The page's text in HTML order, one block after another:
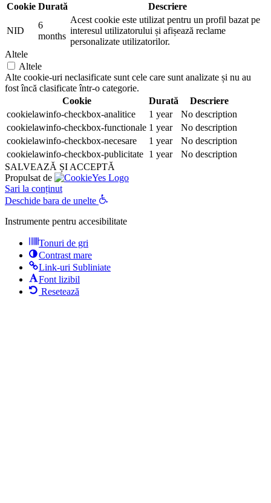
Cookie Durată Descriere
NID
6
months
Acest cookie este utilizat pentru un profil bazat pe
interesul utilizatorului și afișează reclame
personalizate utilizatorilor.
Altele
Altele
Alte cookie-uri neclasificate sunt cele care sunt analizate și nu au
fost încă clasificate într-o categorie.
Cookie
Durată
Descriere
cookielawinfo-checkbox-analitice
1 year
No description
cookielawinfo-checkbox-functionale 1 year
No description
cookielawinfo-checkbox-necesare
1 year
No description
cookielawinfo-checkbox-publicitate 1 year
No description
SALVEAZĂ ȘI ACCEPTĂ
Propulsat de
Sari la conținut
Deschide bara de unelte
Instrumente pentru accesibilitate
Tonuri de gri
Contrast mare
Link-uri Subliniate
Font lizibil
Resetează